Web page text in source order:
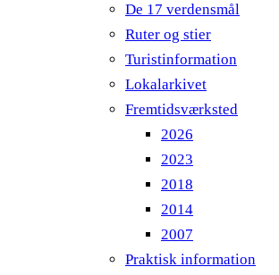
De 17 verdensmål
Ruter og stier
Turistinformation
Lokalarkivet
Fremtidsværksted
2026
2023
2018
2014
2007
Praktisk information